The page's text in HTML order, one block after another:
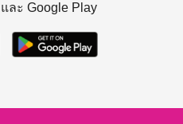
ละ Google Play